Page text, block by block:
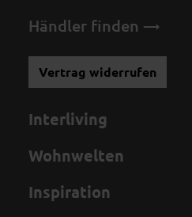
Händler finden
Vertrag widerrufen
Interliving
Wohnwelten
Inspiration